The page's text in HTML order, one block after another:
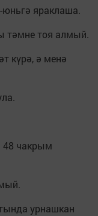
яраклаша.
тәмне тоя алмый.
күрә, ә менә
48 чакрым
урнашкан